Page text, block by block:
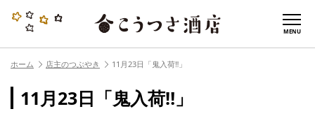
MENU
ホーム 店主のつぶやき 11月23日「鬼入荷‼︎」
11月23日「鬼入荷‼︎」